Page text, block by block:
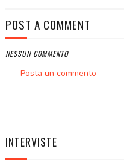
POST A COMMENT
NESSUN COMMENTO
Posta un commento
INTERVISTE